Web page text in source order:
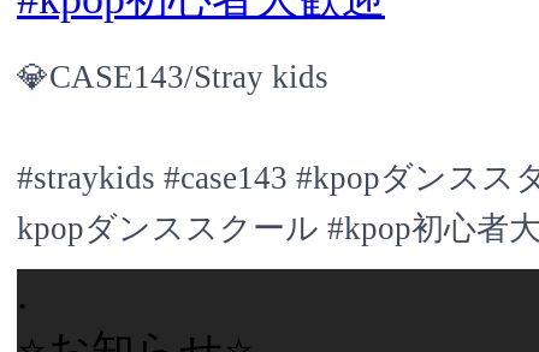
💎CASE143/Stray kids
#straykids #case143 #kpopダンス
kpopダンススクール #kpop初心者
.